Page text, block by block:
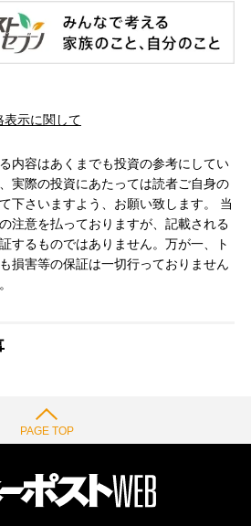
表示に関して
内容はあくまでも投資の参考にしてい
実際の投資にあたっては読者ご自身の
下さいますよう、お願い致します。 当
注意を払っておりますが、記載される
するものではありません。万が一、ト
損害等の保証は一切行っておりません
PAGE TOP